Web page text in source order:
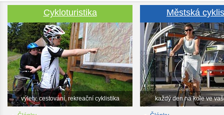
Cykloturistika
výlety, cestování, rekreační cyklistika
Městská
každý den na kole ve